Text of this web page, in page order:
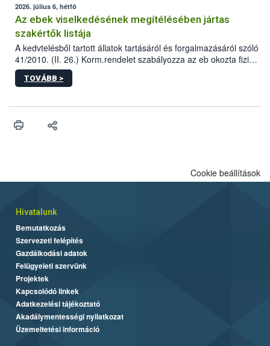
2026. július 6, hétfő
Az ebek viselkedésének megítélésében jártas
szakértők listája
A kedvtelésből tartott állatok tartásáról és forgalmazásáról szóló
41/2010. (II. 26.) Korm.rendelet szabályozza az eb okozta fizikai
sérülés, illetve ennek veszélye keletkezésekor felmerülő
hatósági feladatokat, valamint a veszélyes eb tartását és annak
vonni az ebek viselkedésének megítélésében jártas szakértőt.
TOVÁBB >
Cookie beállítások
Hivatalunk
Bemutatkozás
Szervezeti felépítés
Gazdálkodási adatok
Felügyeleti szervünk
Projektek
Kapcsolódó linkek
Adatkezelési tájékoztató
Akadálymentességi nyilatkozat
Üzemeltetési információ